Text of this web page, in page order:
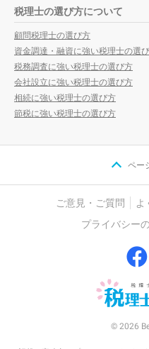
税理士の選び方について
顧問税理士の選び方
資金調達・融資に強い税理士の選
税務調査に強い税理士の選び方
会社設立に強い税理士の選び方
相続に強い税理士の選び方
節税に強い税理士の選び方
ペー
ご意見・ご質問 よ
プライバシー
© 2026